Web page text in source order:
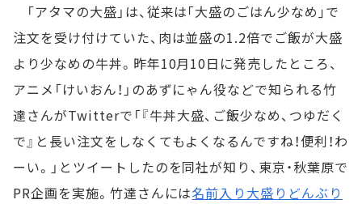
「アタマの大盛」は、従来は｢大盛のごはん少なめ｣で
注文を受け付けていた、肉は並盛の1.2倍でご飯が大盛
より少なめの牛丼。昨年10月10日に発売したところ、
アニメ「けいおん！」のあずにゃん役などで知られる竹
達さんがTwitterで「『牛丼大盛、ご飯少なめ、つゆだく
で』と長い注文をしなくてもよくなるんですね！便利！わ
ーい。」とツイートしたのを同社が知り、東京・秋葉原で
PR企画を実施。竹達さんには名前入り大盛りどんぶり